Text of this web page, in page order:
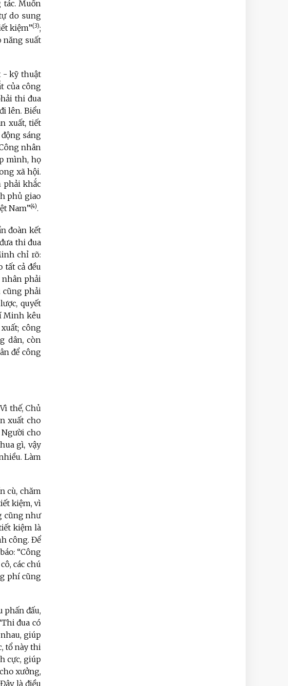
tác. Muốn
do sung
kiệm”(3);
năng suất
- kỹ thuật
của công
thi đua
lên. Biểu
xuất, tiết
sáng
nhân
mình, họ
xã hội.
phải khắc
phủ giao
Nam”(4).
đoàn kết
thi đua
chỉ rõ:
tất cả đều
nhân phải
cũng phải
quyết
Minh kêu
công
dân, còn
để công
thế, Chủ
xuất cho
cho
gì, vậy
Làm
cù, chăm
kiệm, vì
cũng như
kiệm là
công. Để
“Công
các chú
phí cũng
phấn đấu,
đua có
giúp
tổ này thi
cực, giúp
xưởng,
là điều